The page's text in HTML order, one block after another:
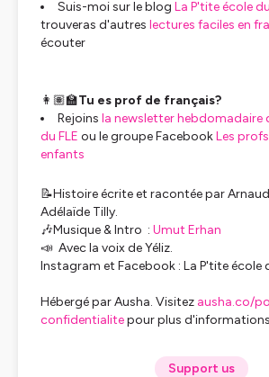
Suis-moi sur le blog La P'tite école
trouveras d'autres lectures faciles en
écouter
‍👩🏽‍🏫Tu es prof de français?
Rejoins la newsletter hebdomadaire
du FLE ou le groupe FacebookLes
enfants
📝Histoire écrite et racontée par
Adélaïde Tilly.
🎶Musique & Intro : Umut Erhan
📣 Avec la voix de Yéliz.
Instagram et Facebook : La P'tite école
Hébergé par Ausha. Visitez ausha.co/
confidentialitepour plus
Support us